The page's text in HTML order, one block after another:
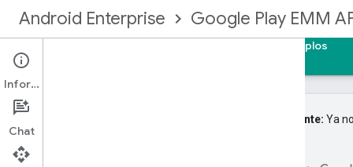
Android Enterprise Google Play EMM
Ejemplos
API de EMM de Google Play
Importante: Ya
Información
Chat